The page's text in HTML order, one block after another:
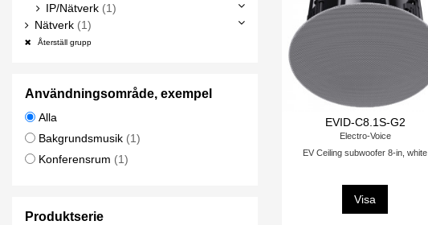
EVID-C8.1S-G2
Electro-Voice
EV Ceiling subwoofer 8-in, white
Visa
IP/Nätverk (1)
Nätverk (1)
Återställ grupp
Användningsområde, exempel
Alla
Bakgrundsmusik (1)
Konferensrum (1)
Produktserie